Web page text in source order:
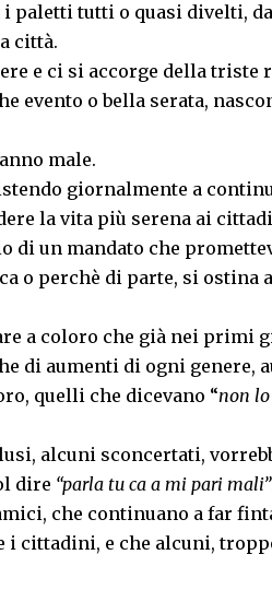
i paletti tutti o quasi divelti,
città.
e ci si accorge della triste
evento o bella serata,
male.
giornalmente a
la vita più serena ai
di un mandato che
o perchè di parte, si ostina
a coloro che già nei primi
di aumenti di ogni genere,
quelli che dicevano “non lo
alcuni sconcertati,
dire “parla tu ca a mi pari mali”
che continuano a far
i cittadini, e che alcuni,